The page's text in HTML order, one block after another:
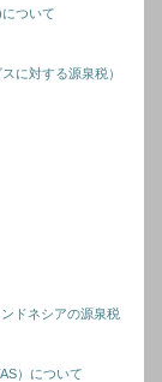
ついて
に対する源泉税）
ドネシアの源泉税
）について